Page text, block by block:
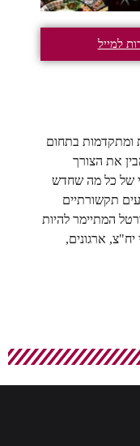
למייל
ומתקדמות בתחום
את הצורך
של כל מה שחדש
תקשורתיים
המתיימר להיות
ארגונים,